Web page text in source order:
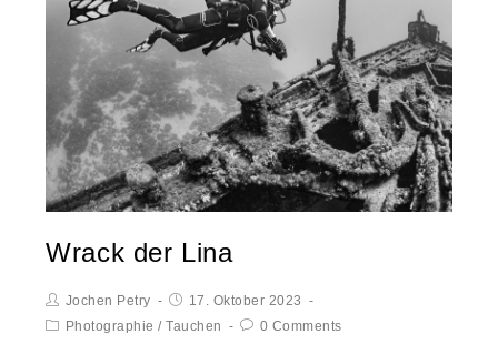
Wrack der Lina
Jochen Petry
17. Oktober 2023
Photographie /Tauchen 0 Comments